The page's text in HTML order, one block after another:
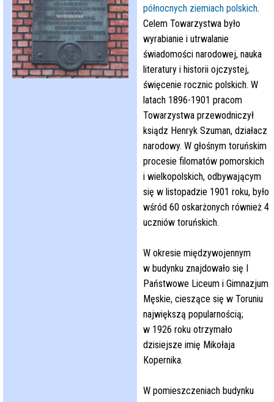
północnych ziemiach polskich.
Celem Towarzystwa było
wyrabianie i utrwalanie
świadomości narodowej, nauka
literatury i historii ojczystej,
święcenie rocznic polskich. W
latach 1896-1901 pracom
Towarzystwa przewodniczył
ksiądz Henryk Szuman, działacz
narodowy. W głośnym toruńskim
procesie filomatów pomorskich
i wielkopolskich, odbywającym
się w listopadzie 1901 roku, było
wśród 60 oskarżonych również 4
uczniów toruńskich.
W okresie międzywojennym
w budynku znajdowało się I
Państwowe Liceum i Gimnazjum
Męskie, cieszące się w Toruniu
największą popularnością;
w 1926 roku otrzymało
dzisiejsze imię Mikołaja
Kopernika.
W pomieszczeniach budynku